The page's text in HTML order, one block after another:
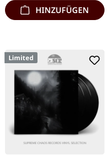
HINZUFÜGEN
Limited